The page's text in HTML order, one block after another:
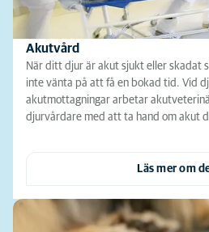
Akutvård
När ditt djur är akut sjukt eller skadat
inte vänta på att få en bokad tid. Vid
akutmottagningar arbetar
djurvårdare med att ta hand om akut
Läs mer om